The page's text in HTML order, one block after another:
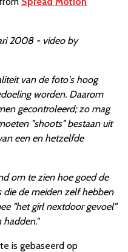
2008 - video by
van de foto's hoog
worden. Daarom
gecontroleerd; zo mag
"shoots" bestaan uit
een en hetzelfde
om te zien hoe goed de
die de meiden zelf hebben
"het girl nextdoor gevoel"
is gebaseerd op